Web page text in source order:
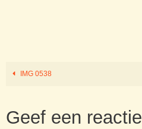
IMG 0538
Geef een reactie